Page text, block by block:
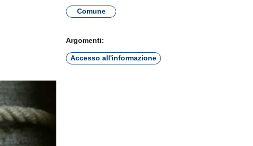
Comune
Argomenti:
Accesso all'informazione